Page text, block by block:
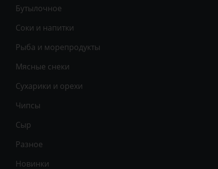
Бутылочное
Соки и напитки
Рыба и морепродукты
Мясные снеки
Сухарики и орехи
Чипсы
Сыр
Разное
Новинки